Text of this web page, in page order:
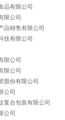
品有限公司
限公司
品销售有限公司
技有限公司
限公司
限公司
股份有限公司
公司
复合包装有限公司
公司